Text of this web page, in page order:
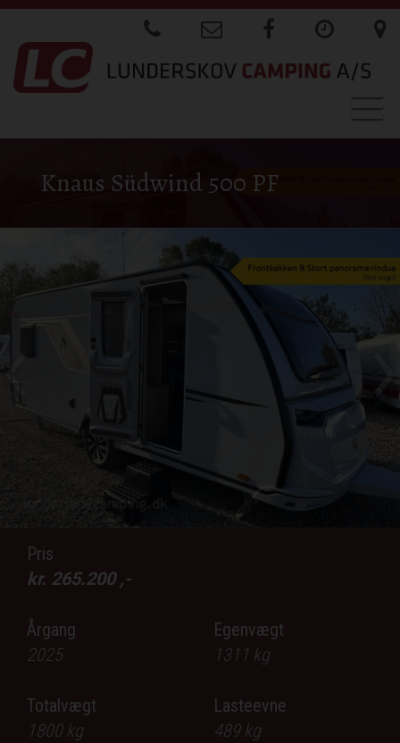
Knaus Südwind 500 PF
Pris
kr. 265.200 ,-
Årgang
2025
Egenvægt
1311 kg
Totalvægt
1800 kg
Lasteevne
489 kg